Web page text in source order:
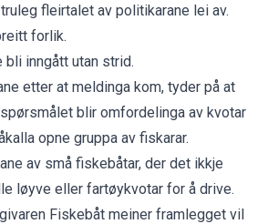
fleirtalet av politikarane lei av.
forlik.
inngått utan strid.
etter at meldinga kom, tyder på at
blir omfordelinga av kvotar
opne gruppa av fiskarar.
av små fiskebåtar, der det ikkje
løyve eller fartøykvotar for å drive.
Fiskebåt meiner framlegget vil